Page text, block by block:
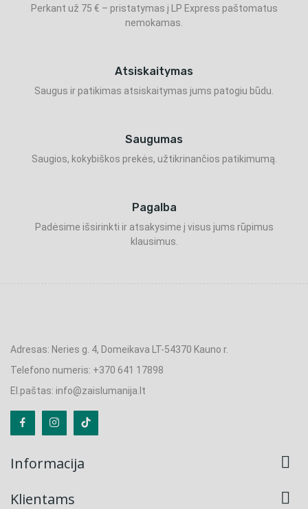
Perkant už 75 € – pristatymas į LP Express paštomatus
nemokamas.
Atsiskaitymas
Saugus ir patikimas atsiskaitymas jums patogiu būdu.
Saugumas
Saugios, kokybiškos prekės, užtikrinančios patikimumą.
Pagalba
Padėsime išsirinkti ir atsakysime į visus jums rūpimus
klausimus.
Adresas: Neries g. 4, Domeikava LT-54370 Kauno r.
Telefono numeris: +370 641 17898
El.paštas: info@zaislumanija.lt
Informacija

Klientams
